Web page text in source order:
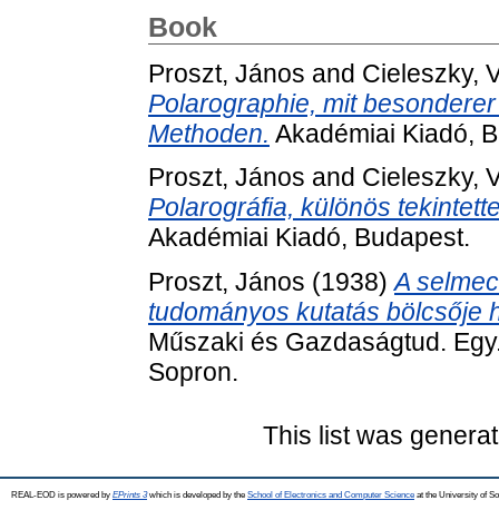
Book
Proszt, János and Cieleszky,
Polarographie, mit
Methoden. Akadémiai Kiadó,
Proszt, János and Cieleszky,
Polarográfia, különös
Akadémiai Kiadó, Budapest.
Proszt, János (1938)A
tudományos kutatás bölcsője
Műszaki és Gazdaságtud.
Sopron.
This list was
REAL-EOD is powered by EPrints 3which is developed by the School of Electronics and Computer Science at the University of